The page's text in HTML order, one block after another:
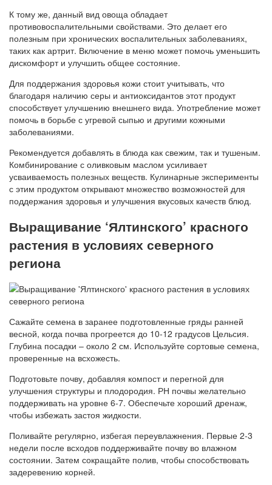
К тому же, данный вид овоща обладает
противовоспалительными свойствами. Это делает его
полезным при хронических воспалительных заболеваниях,
таких как артрит. Включение в меню может помочь уменьшить
дискомфорт и улучшить общее состояние.
Для поддержания здоровья кожи стоит учитывать, что
благодаря наличию серы и антиоксидантов этот продукт
способствует улучшению внешнего вида. Употребление может
помочь в борьбе с угревой сыпью и другими кожными
заболеваниями.
Рекомендуется добавлять в блюда как свежим, так и тушеным.
Комбинирование с оливковым маслом усиливает
усваиваемость полезных веществ. Кулинарные эксперименты
с этим продуктом открывают множество возможностей для
поддержания здоровья и улучшения вкусовых качеств блюд.
Выращивание ‘Ялтинского’ красного
растения в условиях северного
региона
Сажайте семена в заранее подготовленные гряды ранней
весной, когда почва прогреется до 10-12 градусов Цельсия.
Глубина посадки – около 2 см. Используйте сортовые семена,
проверенные на всхожесть.
Подготовьте почву, добавляя компост и перегной для
улучшения структуры и плодородия. РН почвы желательно
поддерживать на уровне 6-7. Обеспечьте хороший дренаж,
чтобы избежать застоя жидкости.
Поливайте регулярно, избегая переувлажнения. Первые 2-3
недели после всходов поддерживайте почву во влажном
состоянии. Затем сокращайте полив, чтобы способствовать
задеревению корней.